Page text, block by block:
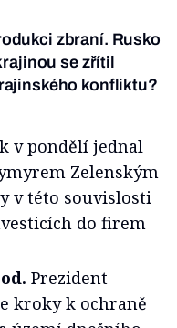
zbraní. Rusko
se zřítil
konfliktu?
v pondělí jednal
Zelenským
v této souvislosti
do firem
Prezident
kroky k ochraně